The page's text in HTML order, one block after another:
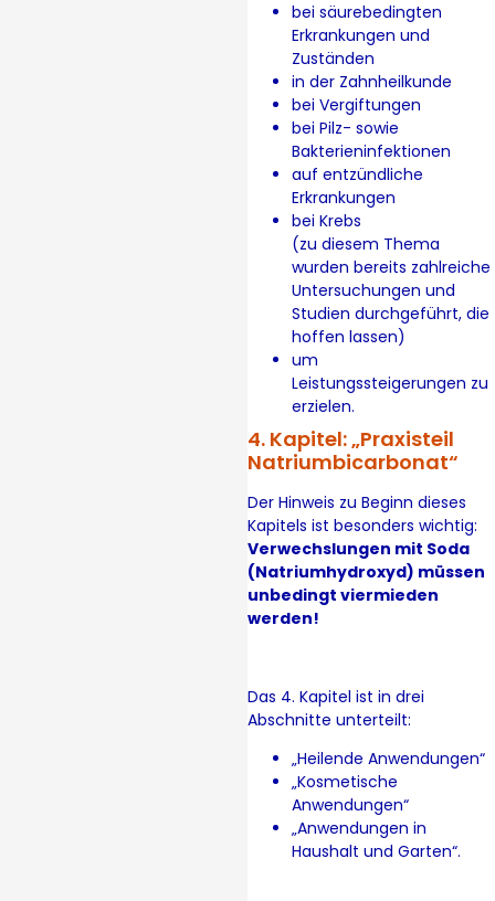
bei säurebedingten
Erkrankungen und
Zuständen
in der Zahnheilkunde
bei Vergiftungen
bei Pilz- sowie
Bakterieninfektionen
auf entzündliche
Erkrankungen
bei Krebs
(zu diesem Thema
wurden bereits zahlreiche
Untersuchungen und
Studien durchgeführt, die
hoffen lassen)
um
Leistungssteigerungen zu
erzielen.
4. Kapitel: „Praxisteil
Natriumbicarbonat“
Der Hinweis zu Beginn dieses
Kapitels ist besonders wichtig:
Verwechslungen mit Soda
(Natriumhydroxyd) müssen
unbedingt viermieden
werden!
Das 4. Kapitel ist in drei
Abschnitte unterteilt:
„Heilende Anwendungen“
„Kosmetische
Anwendungen“
„Anwendungen in
Haushalt und Garten“.